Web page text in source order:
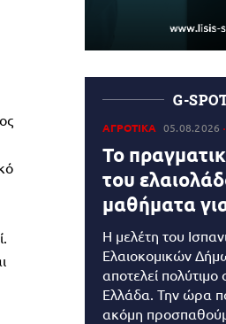
G-
ΑΓΡΟΤΙΚΑ 05.08.2026
Το
του
μαθήματα
Η μελέτη του
Ελαιοκομικών
αποτελεί πολύτιμο
Ελλάδα. Την ώρα
ακόμη